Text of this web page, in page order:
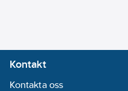
Kontakt
Kontakta oss